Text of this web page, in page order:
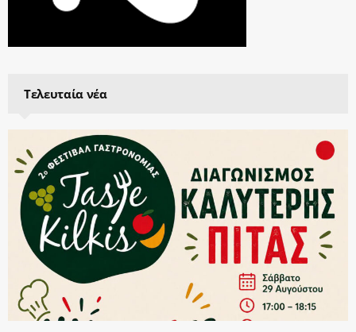
Τελευταία νέα